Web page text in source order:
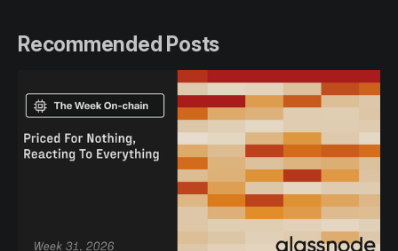
Recommended Posts